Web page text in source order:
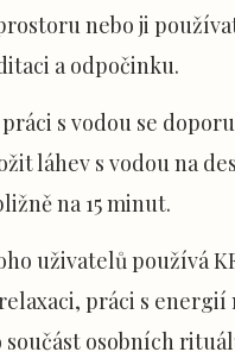
nebo ji
a odpočinku.
s vodou se
láhev s vodou na
na 15 minut.
uživatelů používá
práci s energií
součást osobních